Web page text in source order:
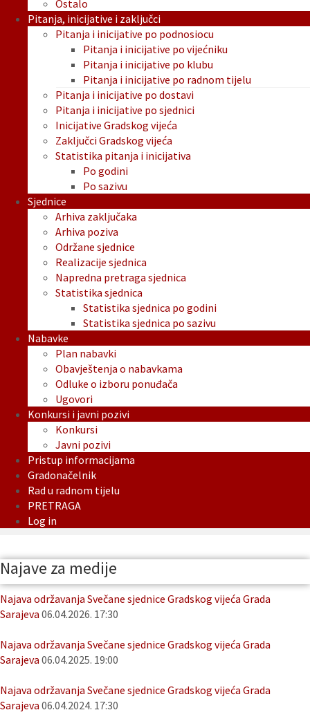
Ostalo
Pitanja, inicijative i zaključci
Pitanja i inicijative po podnosiocu
Pitanja i inicijative po vijećniku
Pitanja i inicijative po klubu
Pitanja i inicijative po radnom tijelu
Pitanja i inicijative po dostavi
Pitanja i inicijative po sjednici
Inicijative Gradskog vijeća
Zaključci Gradskog vijeća
Statistika pitanja i inicijativa
Po godini
Po sazivu
Sjednice
Arhiva zaključaka
Arhiva poziva
Održane sjednice
Realizacije sjednica
Napredna pretraga sjednica
Statistika sjednica
Statistika sjednica po godini
Statistika sjednica po sazivu
Nabavke
Plan nabavki
Obavještenja o nabavkama
Odluke o izboru ponuđača
Ugovori
Konkursi i javni pozivi
Konkursi
Javni pozivi
Pristup informacijama
Gradonačelnik
Rad u radnom tijelu
PRETRAGA
Log in
Najave za medije
Najava održavanja Svečane sjednice Gradskog vijeća Grada
Sarajeva 06.04.2026. 17:30
Najava održavanja Svečane sjednice Gradskog vijeća Grada
Sarajeva 06.04.2025. 19:00
Najava održavanja Svečane sjednice Gradskog vijeća Grada
Sarajeva 06.04.2024. 17:30